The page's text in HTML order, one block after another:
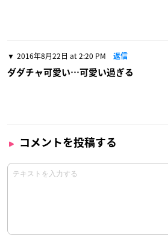
2016年8月22日 at 2:20 PM 返信
ダダチャ可愛い…可愛い過ぎる
コメントを投稿する